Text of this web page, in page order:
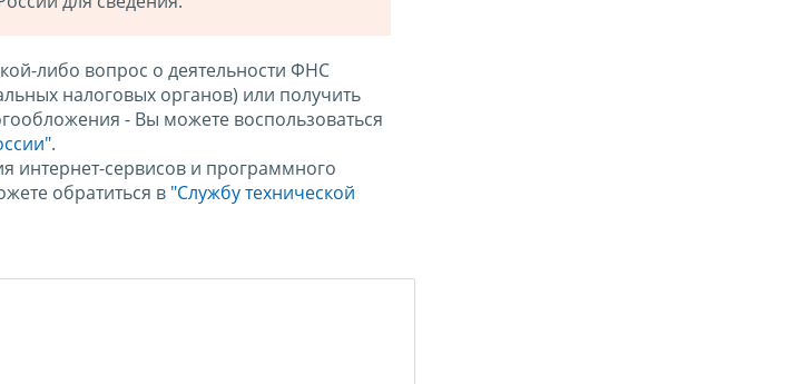
либо вопрос о деятельности ФНС
налоговых органов) или получить
- Вы можете воспользоваться
.
интернет-сервисов и программного
обратиться в "Службу технической